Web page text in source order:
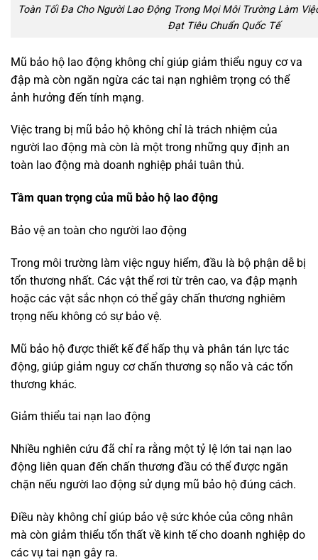
Toàn Tối Đa Cho Người Lao Động Trong Mọi Môi Trường Làm
Đạt Tiêu Chuẩn Quốc Tế
Mũ bảo hộ lao động không chỉ giúp giảm thiểu nguy cơ va
đập mà còn ngăn ngừa các tai nạn nghiêm trọng có thể
ảnh hưởng đến tính mạng.
Việc trang bị mũ bảo hộ không chỉ là trách nhiệm của
người lao động mà còn là một trong những quy định an
toàn lao động mà doanh nghiệp phải tuân thủ.
Tầm quan trọng của mũ bảo hộ lao động
Bảo vệ an toàn cho người lao động
Trong môi trường làm việc nguy hiểm, đầu là bộ phận dễ bị
tổn thương nhất. Các vật thể rơi từ trên cao, va đập mạnh
hoặc các vật sắc nhọn có thể gây chấn thương nghiêm
trọng nếu không có sự bảo vệ.
Mũ bảo hộ được thiết kế để hấp thụ và phân tán lực tác
động, giúp giảm nguy cơ chấn thương sọ não và các tổn
thương khác.
Giảm thiểu tai nạn lao động
Nhiều nghiên cứu đã chỉ ra rằng một tỷ lệ lớn tai nạn lao
động liên quan đến chấn thương đầu có thể được ngăn
chặn nếu người lao động sử dụng mũ bảo hộ đúng cách.
Điều này không chỉ giúp bảo vệ sức khỏe của công nhân
mà còn giảm thiểu tổn thất về kinh tế cho doanh nghiệp do
các vụ tai nạn gây ra.